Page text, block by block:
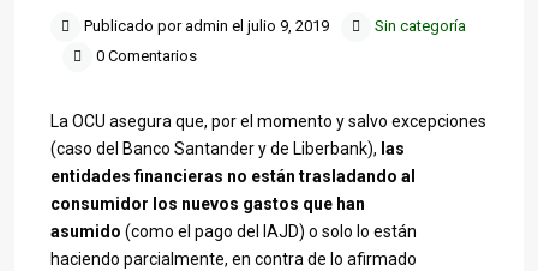
Publicado por admin el julio 9, 2019
Sin categoría
0 Comentarios
La OCU asegura que, por el momento y salvo excepciones
(caso del Banco Santander y de Liberbank), las
entidades financieras no están trasladando al
consumidor los nuevos gastos que han
asumido (como el pago del IAJD) o solo lo están
haciendo parcialmente, en contra de lo afirmado